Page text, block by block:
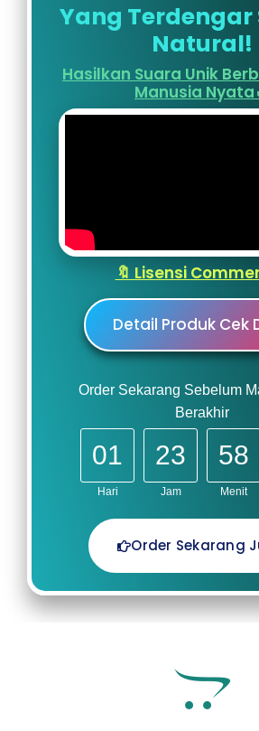
Yang
Natural!
Hasilkan Suara Unik
Manusia
🔖 Lisensi
Detail Produk Cek
Order Sekarang Sebelum
Berakhir
01
Hari
23
Jam
58
Menit
Order Sekarang